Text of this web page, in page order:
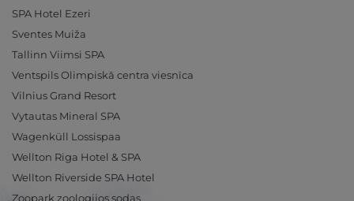
SPA Hotel Ezeri
Sventes Muiža
Tallinn Viimsi SPA
Ventspils Olimpiskā centra viesnīca
Vilnius Grand Resort
Vytautas Mineral SPA
Wagenküll Lossispaa
Wellton Riga Hotel & SPA
Wellton Riverside SPA Hotel
Zoopark zoologijos sodas